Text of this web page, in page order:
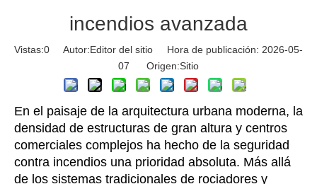
incendios avanzada
Vistas:0 Autor:Editor del sitio Hora de publicación: 2026-05-
07 Origen:Sitio
En el paisaje de la arquitectura urbana moderna, la
densidad de estructuras de gran altura y centros
comerciales complejos ha hecho de la seguridad
contra incendios una prioridad absoluta. Más allá
de los sistemas tradicionales de rociadores y